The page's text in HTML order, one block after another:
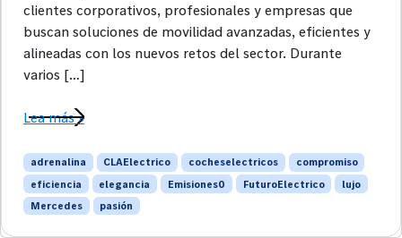
clientes corporativos, profesionales y empresas que
buscan soluciones de movilidad avanzadas, eficientes y
alineadas con los nuevos retos del sector. Durante
varios […]
Lea más »
adrenalina CLAElectrico cocheselectricos
compromiso
eficiencia
elegancia Emisiones0 FuturoElectrico
lujo
Mercedes
pasión